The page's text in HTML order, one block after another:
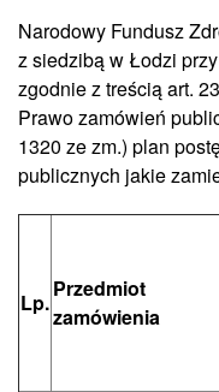
Narodowy Fundusz
z siedzibą w Łodzi
zgodnie z treścią art.
Prawo zamówień
1320 ze zm.) plan
publicznych jakie
Lp.
Przedmiot
zamówienia